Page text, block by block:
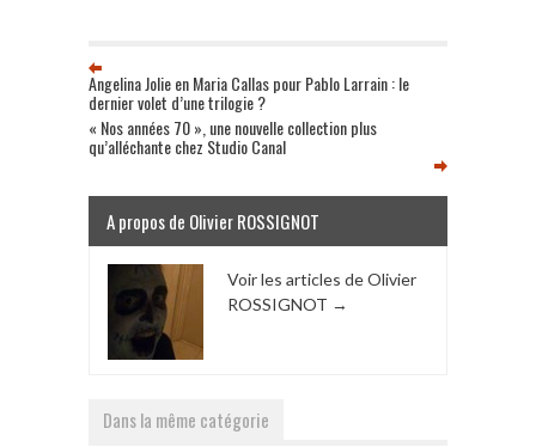
Angelina Jolie en Maria Callas pour Pablo Larrain : le
dernier volet d’une trilogie ?
« Nos années 70 », une nouvelle collection plus
qu’alléchante chez Studio Canal
A propos de Olivier ROSSIGNOT
Voir les articles de Olivier
ROSSIGNOT →
Dans la même catégorie